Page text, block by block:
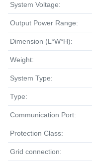
System Voltage:
Output Power Range:
Dimension (L*W*H):
Weight:
System Type:
Type:
Communication Port:
Protection Class:
Grid connection: